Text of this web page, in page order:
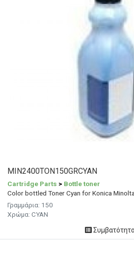
MIN2400TON150GRCYAN
Cartridge Parts > Bottle toner
Color bottled Toner Cyan for Konica
Γραμμάρια: 150
Χρώμα: CYAN